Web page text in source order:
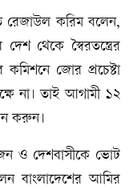
রেজাউল করিম বলেন,
থেকে স্বৈরতন্ত্রের
কমিশনে জোর প্রচেষ্টা
না। তাই আগামী ১২
করুন।
ও দেশবাসীকে ভোট
বাংলাদেশের আমির